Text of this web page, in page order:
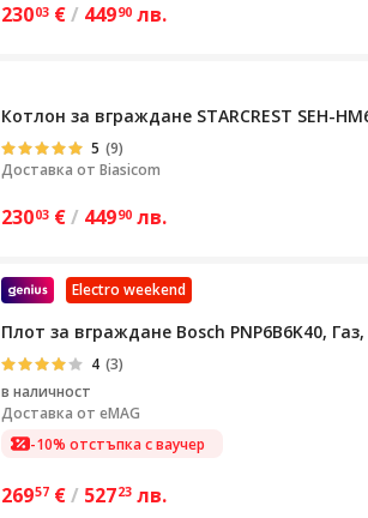
23003 €/ 44990 лв.
Котлон за вграждане STARCREST SEH-
5 (9)
Доставка от Biasicom
23003 €/ 44990 лв.
Electro weekend
Плот за вграждане Bosch PNP6B6K40,
4 (3)
в наличност
Доставка от eMAG
-10% отстъпка с ваучер
26957 €/ 52723 лв.